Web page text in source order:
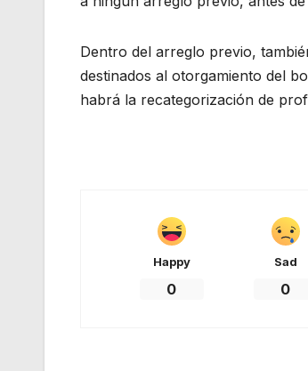
Dentro del arreglo previo,
destinados al otorgamiento del
habrá la recategorización de
Happy
0
Sad
0